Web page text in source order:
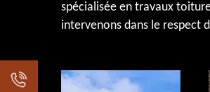
spécialisée en travaux
intervenons dans le respect